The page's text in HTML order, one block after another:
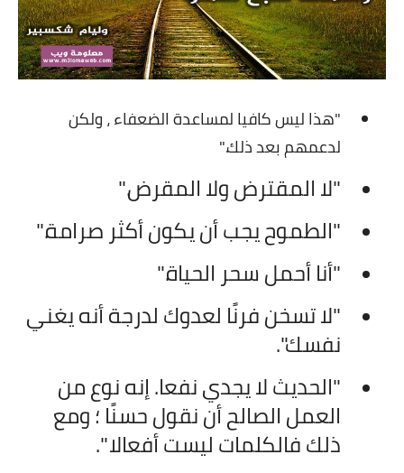
"هذا ليس كافيا لمساعدة الضعفاء ، ولكن
لدعمهم بعد ذلك."
"لا المقترض ولا المقرض."
"الطموح يجب أن يكون أكثر صرامة."
"أنا أحمل سحر الحياة."
"لا تسخن فرنًا لعدوك لدرجة أنه يغني
نفسك".
"الحديث لا يجدي نفعا. إنه نوع من
العمل الصالح أن نقول حسنًا ؛ ومع
ذلك فالكلمات ليست أفعالا ".